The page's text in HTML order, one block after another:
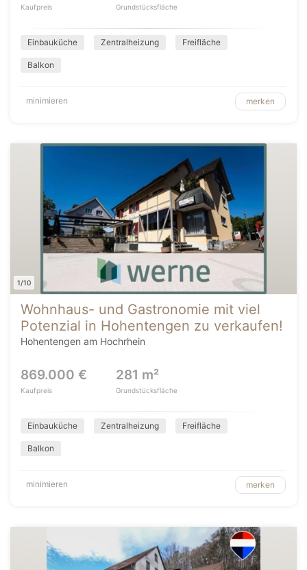
Kaufpreis Grundstücksfläche
Einbauküche Zentralheizung Freifläche
Balkon
minimieren merken
1/10
Wohnhaus- und Gastronomie mit viel
Potenzial in Hohentengen zu verkaufen!
Hohentengen am Hochrhein
869.000 €
Kaufpreis
281 m²
Grundstücksfläche
Einbauküche Zentralheizung Freifläche
Balkon
minimieren merken